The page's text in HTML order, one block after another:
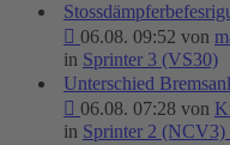
06.08. 09:52 von
in Sprinter 3 (VS30)
Unterschied
06.08. 07:28 von
in Sprinter 2